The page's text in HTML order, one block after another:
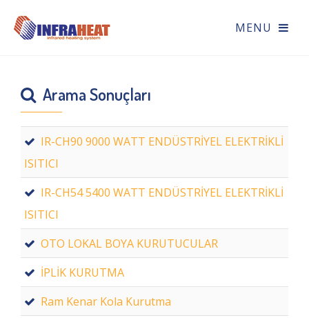
Arama Sonuçları
IR-CH90 9000 WATT ENDÜSTRİYEL ELEKTRİKLİ
ISITICI
IR-CH54 5400 WATT ENDÜSTRİYEL ELEKTRİKLİ
ISITICI
OTO LOKAL BOYA KURUTUCULAR
İPLİK KURUTMA
Ram Kenar Kola Kurutma